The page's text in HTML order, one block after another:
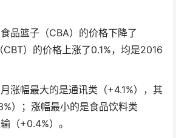
品篮子（CBA）的价格下降了
）的价格上涨了0.1%，均是2016
涨幅最大的是通讯类（+4.1%），其
）；涨幅最小的是食品饮料类
（+0.4%）。